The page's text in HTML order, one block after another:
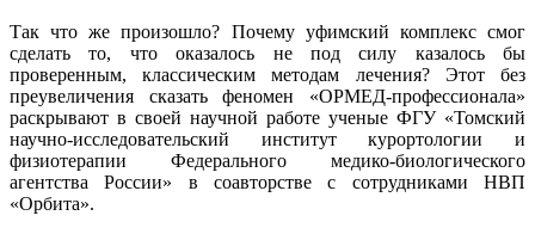
Так что же произошло? Почему уфимский комплекс смог
сделать то, что оказалось не под силу казалось бы
проверенным, классическим методам лечения? Этот без
преувеличения сказать феномен «ОРМЕД-профессионала»
раскрывают в своей научной работе ученые ФГУ «Томский
научно-исследовательский институт курортологии и
физиотерапии Федерального медико-биологического
агентства России» в соавторстве с сотрудниками НВП
«Орбита».